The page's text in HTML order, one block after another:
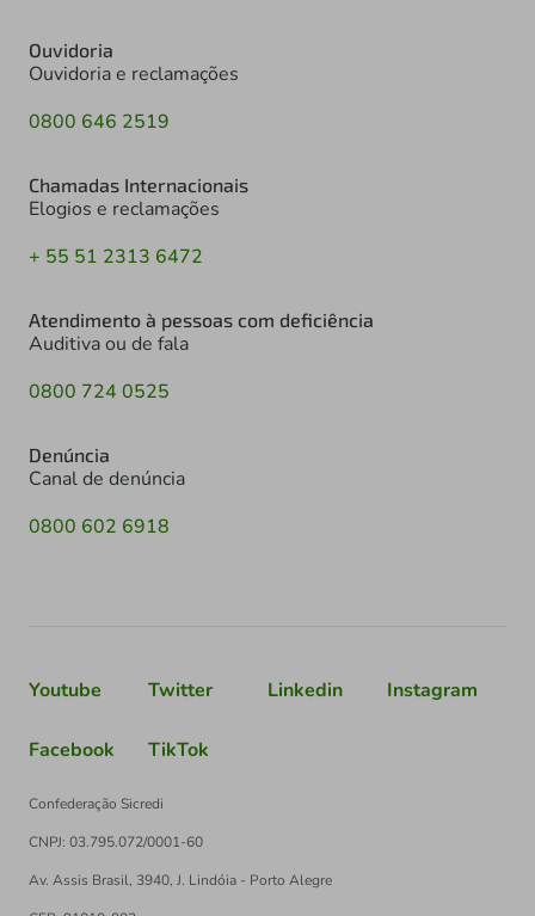
Ouvidoria
Ouvidoria e reclamações
0800 646 2519
Chamadas Internacionais
Elogios e reclamações
+ 55 51 2313 6472
Atendimento à pessoas com deficiência
Auditiva ou de fala
0800 724 0525
Denúncia
Canal de denúncia
0800 602 6918
Youtube Twitter Linkedin Instagram
Facebook TikTok
Confederação Sicredi
CNPJ: 03.795.072/0001-60
Av. Assis Brasil, 3940, J. Lindóia - Porto Alegre